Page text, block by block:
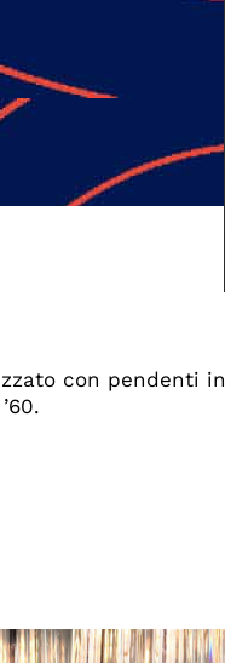
con pendenti in